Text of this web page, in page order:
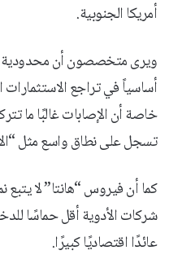
أمريكا الجنوبية.
ويرى متخصصون أن محدودية
أساسياً في تراجع
خاصة أن الإصابات غالبًا ما
تسجل على نطاق واسع مثل
كما أن فيروس “هانتا” لا يتبع
شركات الأدوية أقل حماسًا
عائدًا اقتصاديًا كبيرًا.